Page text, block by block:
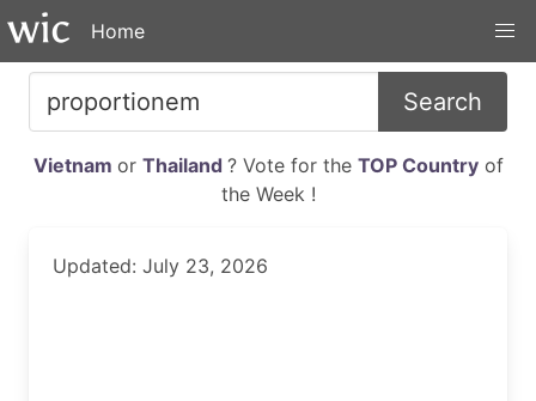
Home
Search
Vietnam or Thailand ? Vote for the TOP Countryof
the Week !
Updated: July 23, 2026